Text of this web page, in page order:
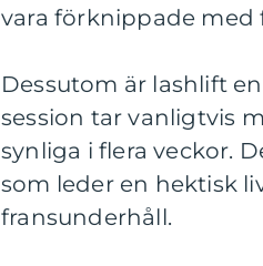
vara förknippade med
Dessutom är lashlift
session tar vanligtvis
synliga i flera veckor.
som leder en hektisk
fransunderhåll.